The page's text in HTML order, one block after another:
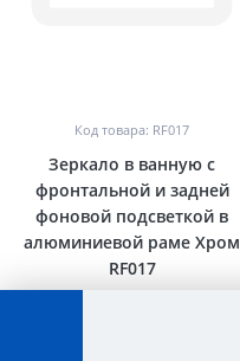
Код товара: RF017
Зеркало в ванную с
фронтальной и задней
фоновой подсветкой в
алюминиевой раме Хром
RF017